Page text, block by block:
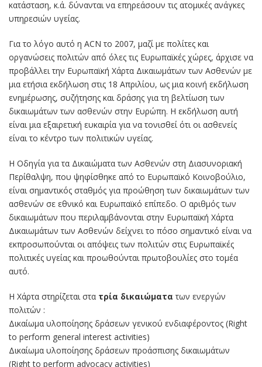
κατάσταση, κ.ά. δύνανται να επηρεάσουν τις ατομικές ανάγκες
υπηρεσιών υγείας.
Για το λόγο αυτό η ΑCN το 2007, μαζί με πολίτες και
οργανώσεις πολιτών από όλες τις Ευρωπαϊκές χώρες, άρχισε να
προβάλλει την Ευρωπαϊκή Χάρτα Δικαιωμάτων των Ασθενών με
μια ετήσια εκδήλωση στις 18 Απριλίου, ως μια κοινή εκδήλωση
ενημέρωσης, συζήτησης και δράσης για τη βελτίωση των
δικαιωμάτων των ασθενών στην Ευρώπη. Η εκδήλωση αυτή
είναι μια εξαιρετική ευκαιρία για να τονισθεί ότι οι ασθενείς
είναι το κέντρο των πολιτικών υγείας.
Η Οδηγία για τα Δικαιώματα των Ασθενών στη Διασυνοριακή
Περίθαλψη, που ψηφίσθηκε από το Ευρωπαϊκό Κοινοβούλιο,
είναι σημαντικός σταθμός για προώθηση των δικαιωμάτων των
ασθενών σε εθνικό και Ευρωπαϊκό επίπεδο. Ο αριθμός των
δικαιωμάτων που περιλαμβάνονται στην Ευρωπαϊκή Χάρτα
Δικαιωμάτων των Ασθενών δείχνει το πόσο σημαντικό είναι να
εκπροσωπούνται οι απόψεις των πολιτών στις Ευρωπαϊκές
πολιτικές υγείας και προωθούνται πρωτοβουλίες στο τομέα
αυτό.
Η Χάρτα στηρίζεται στα τρία δικαιώματα των ενεργών
πολιτών :
Δικαίωμα υλοποίησης δράσεων γενικού ενδιαφέροντος (Right
to perform general interest activities)
Δικαίωμα υλοποίησης δράσεων προάσπισης δικαιωμάτων
(Right to perform advocacy activities)